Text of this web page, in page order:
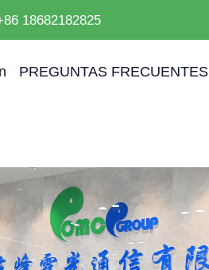
18682182825
PREGUNTAS FRECUENTES